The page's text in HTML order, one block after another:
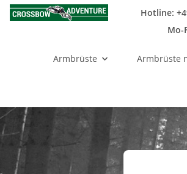
Hotline:
Mo-
Armbrüste Armbrüste